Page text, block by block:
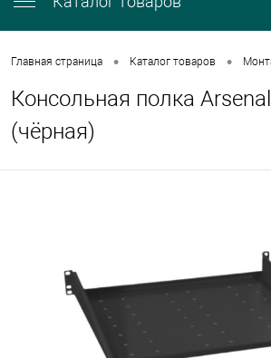
Главная страница • Каталог товаров •
Консольная полка
(чёрная)